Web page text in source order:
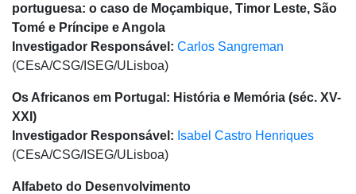
portuguesa: o caso de Moçambique, Timor Leste, São
Tomé e Príncipe e Angola
Investigador Responsável: Carlos Sangreman
(CEsA/CSG/ISEG/ULisboa)
Os Africanos em Portugal: História e Memória (séc. XV-
XXI)
Investigador Responsável: Isabel Castro Henriques
(CEsA/CSG/ISEG/ULisboa)
Alfabeto do Desenvolvimento